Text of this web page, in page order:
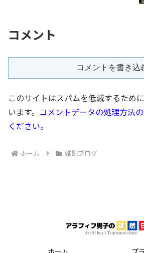
コメント
コメントを書き込
このサイトはスパムを低減するため
います。 コメントデータの処理方法
ください。
ホーム 雑記ブログ